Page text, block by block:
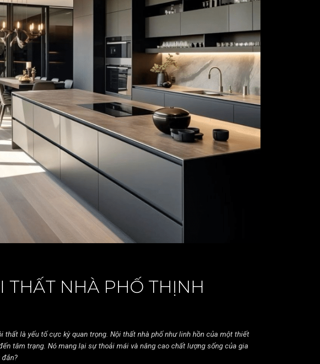
THẤT NHÀ PHỐ THỊNH
là yếu tố cực kỳ quan trọng. Nội thất nhà phố như linh hồn của một thiết
tâm trạng. Nó mang lại sự thoải mái và nâng cao chất lượng sống của gia